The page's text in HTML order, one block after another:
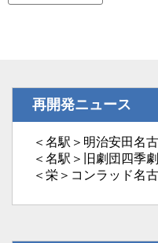
再開発ニュース
＜名駅＞明治安田名
＜名駅＞旧劇団四季
＜栄＞コンラッド名